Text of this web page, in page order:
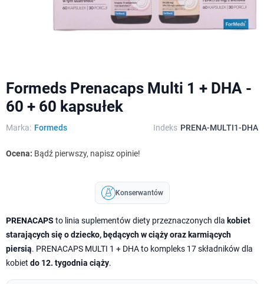
Formeds Prenacaps Multi 1 + DHA -
60 + 60 kapsułek
Marka: Formeds Indeks PRENA-MULTI1-DHA
Ocena: Bądź pierwszy, napisz opinie!
Konserwantów
PRENACAPS to linia suplementów diety przeznaczonych dla kobiet
starających się o dziecko, będących w ciąży oraz karmiących
piersią. PRENACAPS MULTI 1 + DHA to kompleks 17 składników dla
kobiet do 12. tygodnia ciąży.